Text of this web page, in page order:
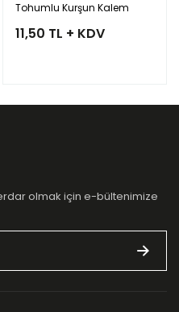
Tohumlu Kurşun Kalem
11,50 TL + KDV
olmak için e-bültenimize